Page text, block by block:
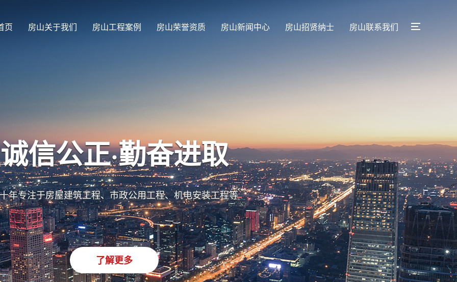
页 房山关于我们 房山工程案例 房山荣誉资质 房山新闻中心 房山招贤纳士 房山联系我们
诚信公正·勤奋进取
年专注于房屋建筑工程、市政公用工程、机电安装工程等
了解更多